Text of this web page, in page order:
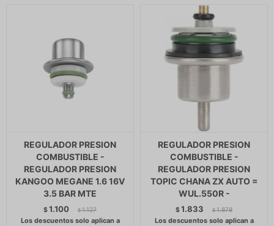
REGULADOR PRESION
COMBUSTIBLE -
REGULADOR PRESION
KANGOO MEGANE 1.6 16V
3.5 BAR MTE
$1.100 $ 1.127
REGULADOR PRESION
COMBUSTIBLE -
REGULADOR PRESION
TOPIC CHANA ZX AUTO =
WUL.550R -
$1.833 $ 1.878